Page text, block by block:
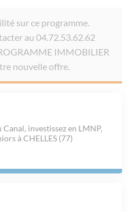
sur ce programme.
au 04.72.53.62.62
IMMOBILIER
nouvelle offre.
Canal, investissez en LMNP,
à CHELLES (77)